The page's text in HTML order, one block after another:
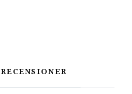
RECENSIONER